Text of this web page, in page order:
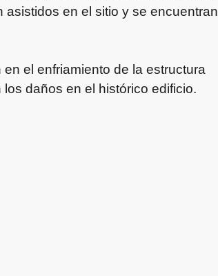
en el sitio y se encuentran
el enfriamiento de la estructura
daños en el histórico edificio.